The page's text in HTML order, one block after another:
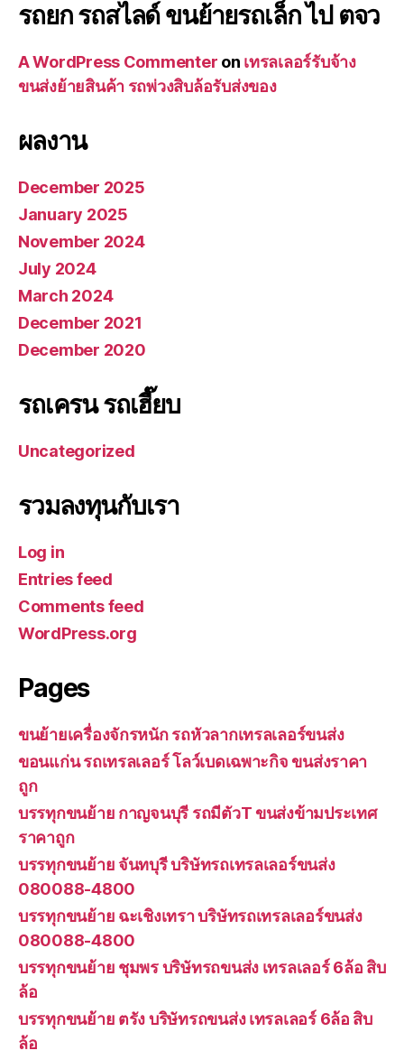
รถยก รถสไลด์ ขนย้ายรถเล็ก ไป ตจว
A WordPress Commenter on เทรลเลอร์รับจ้าง
ขนส่งย้ายสินค้า รถพ่วงสิบล้อรับส่งของ
ผลงาน
December 2025
January 2025
November 2024
July 2024
March 2024
December 2021
December 2020
รถเครน รถเฮี๊ยบ
Uncategorized
รวมลงทุนกับเรา
Log in
Entries feed
Comments feed
WordPress.org
Pages
ขนย้ายเครื่องจักรหนัก รถหัวลากเทรลเลอร์ขนส่ง
ขอนแก่น รถเทรลเลอร์ โลว์เบดเฉพาะกิจ ขนส่งราคา
ถูก
บรรทุกขนย้าย กาญจนบุรี รถมีตัวT ขนส่งข้ามประเทศ
ราคาถูก
บรรทุกขนย้าย จันทบุรี บริษัทรถเทรลเลอร์ขนส่ง
080088-4800
บรรทุกขนย้าย ฉะเชิงเทรา บริษัทรถเทรลเลอร์ขนส่ง
080088-4800
บรรทุกขนย้าย ชุมพร บริษัทรถขนส่ง เทรลเลอร์ 6ล้อ สิบ
ล้อ
บรรทุกขนย้าย ตรัง บริษัทรถขนส่ง เทรลเลอร์ 6ล้อ สิบ
ล้อ